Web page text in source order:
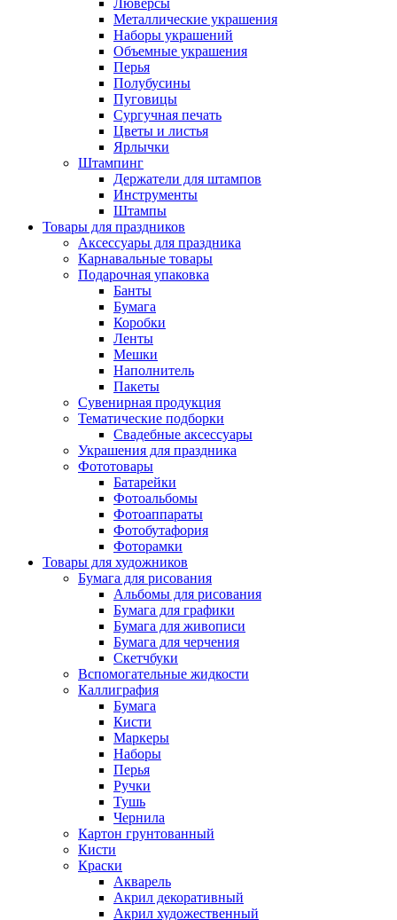
Люверсы
Металлические украшения
Наборы украшений
Объемные украшения
Перья
Полубусины
Пуговицы
Сургучная печать
Цветы и листья
Ярлычки
Штампинг
Держатели для штампов
Инструменты
Штампы
Товары для праздников
Аксессуары для праздника
Карнавальные товары
Подарочная упаковка
Банты
Бумага
Коробки
Ленты
Мешки
Наполнитель
Пакеты
Сувенирная продукция
Тематические подборки
Свадебные аксессуары
Украшения для праздника
Фототовары
Батарейки
Фотоальбомы
Фотоаппараты
Фотобутафория
Фоторамки
Товары для художников
Бумага для рисования
Альбомы для рисования
Бумага для графики
Бумага для живописи
Бумага для черчения
Скетчбуки
Вспомогательные жидкости
Каллиграфия
Бумага
Кисти
Маркеры
Наборы
Перья
Ручки
Тушь
Чернила
Картон грунтованный
Кисти
Краски
Акварель
Акрил декоративный
Акрил художественный